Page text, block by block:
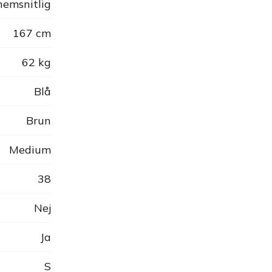
167 cm
62 kg
Blå
Brun
Medium
38
Nej
Ja
S